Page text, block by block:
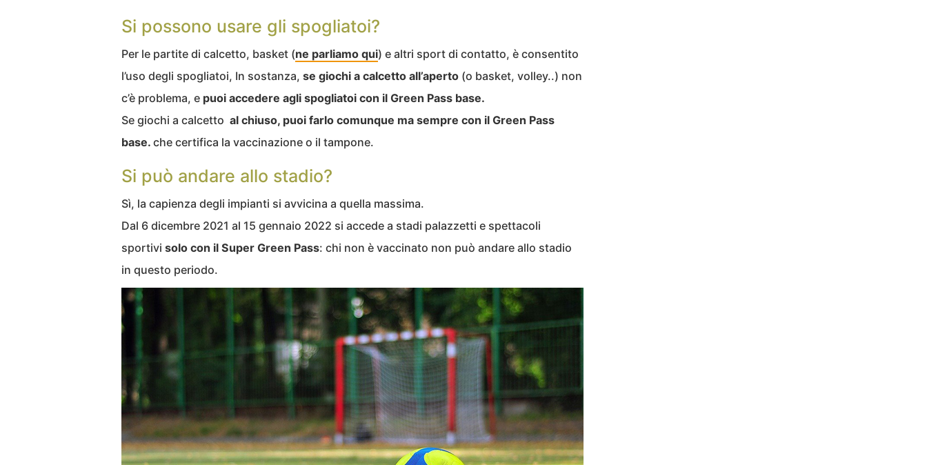
Si possono usare gli spogliatoi?
Per le partite di calcetto, basket (ne parliamo qui) e altri sport di contatto, è consentito
l’uso degli spogliatoi, In sostanza, se giochi a calcetto all’aperto (o basket, volley..) non
c’è problema, e puoi accedere agli spogliatoi con il Green Pass base.
Se giochi a calcetto al chiuso, puoi farlo comunque ma sempre con il Green Pass
base. che certifica la vaccinazione o il tampone.
Si può andare allo stadio?
Sì, la capienza degli impianti si avvicina a quella massima.
Dal 6 dicembre 2021 al 15 gennaio 2022 si accede a stadi palazzetti e spettacoli
sportivi solo con il Super Green Pass: chi non è vaccinato non può andare allo stadio
in questo periodo.